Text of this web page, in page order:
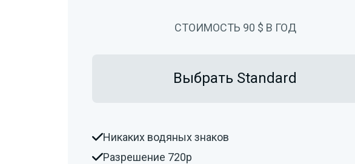
СТОИМОСТЬ 90 $ В ГОД
Выбрать Standard
Никаких водяных знаков
Разрешение 720p